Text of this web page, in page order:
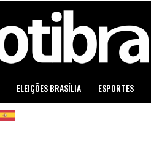
ELEIÇÕES BRASÍLIA ESPORTES